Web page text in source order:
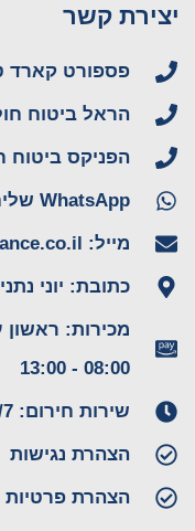
יצירת קשר
פספורט קארד טלפון:
הראל ביטוח חול טלפון:
הפניקס ביטוח חול
WhatsApp שליחת הודעה
מייל: office@travelinsurance.co.il
כתובת: יוני נתניהו 1, אור
08:00 - 13:00
שירות חירום: 24/7
הצהרת נגישות
הצהרת פרטיות